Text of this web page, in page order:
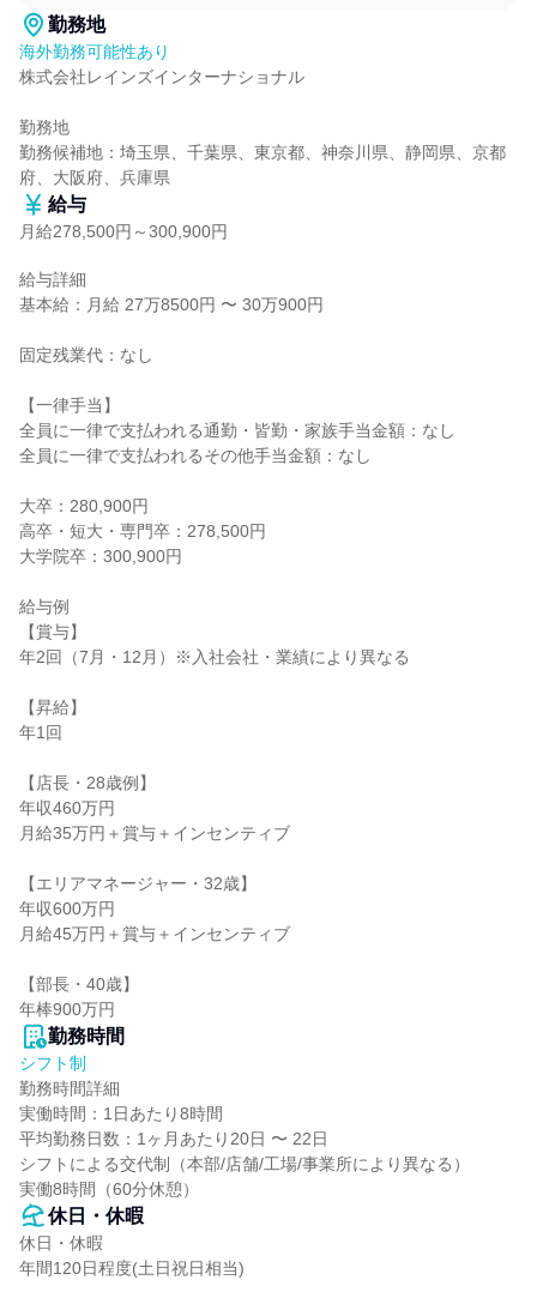
勤務地
海外勤務可能性あり
株式会社レインズインターナショナル
勤務地
勤務候補地：埼玉県、千葉県、東京都、神奈川県、静岡県、京都
府、大阪府、兵庫県
給与
月給278,500円～300,900円
給与詳細
基本給：月給 27万8500円 〜 30万900円
固定残業代：なし
【一律手当】
全員に一律で支払われる通勤・皆勤・家族手当金額：なし
全員に一律で支払われるその他手当金額：なし
大卒：280,900円
高卒・短大・専門卒：278,500円
大学院卒：300,900円
給与例
【賞与】
年2回（7月・12月）※入社会社・業績により異なる
【昇給】
年1回
【店長・28歳例】
年収460万円
月給35万円＋賞与＋インセンティブ
【エリアマネージャー・32歳】
年収600万円
月給45万円＋賞与＋インセンティブ
【部長・40歳】
年棒900万円
勤務時間
シフト制
勤務時間詳細
実働時間：1日あたり8時間
平均勤務日数：1ヶ月あたり20日 〜 22日
シフトによる交代制（本部/店舗/工場/事業所により異なる）
実働8時間（60分休憩）
休日・休暇
休日・休暇
年間120日程度(土日祝日相当)